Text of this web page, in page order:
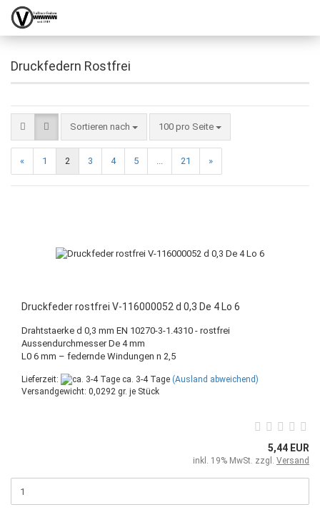
Druckfedern Rostfrei
Sortieren nach 100 pro Seite
« 1 2 3 4 5 ... 21 »
Druckfeder rostfrei V-116000052 d 0,3 De 4 Lo 6
Drahtstaerke d 0,3 mm EN 10270-3-1.4310 - rostfrei
Aussendurchmesser De 4 mm
L0 6 mm – federnde Windungen n 2,5
Lieferzeit: ca. 3-4 Tage (Ausland abweichend)
Versandgewicht: 0,0292 gr. je Stück
5,44 EUR
inkl. 19% MwSt. zzgl. Versand